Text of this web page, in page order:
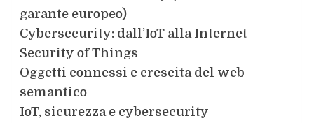
garante europeo)
Cybersecurity: dall’IoT alla Internet
Security of Things
Oggetti connessi e crescita del web
semantico
IoT, sicurezza e cybersecurity